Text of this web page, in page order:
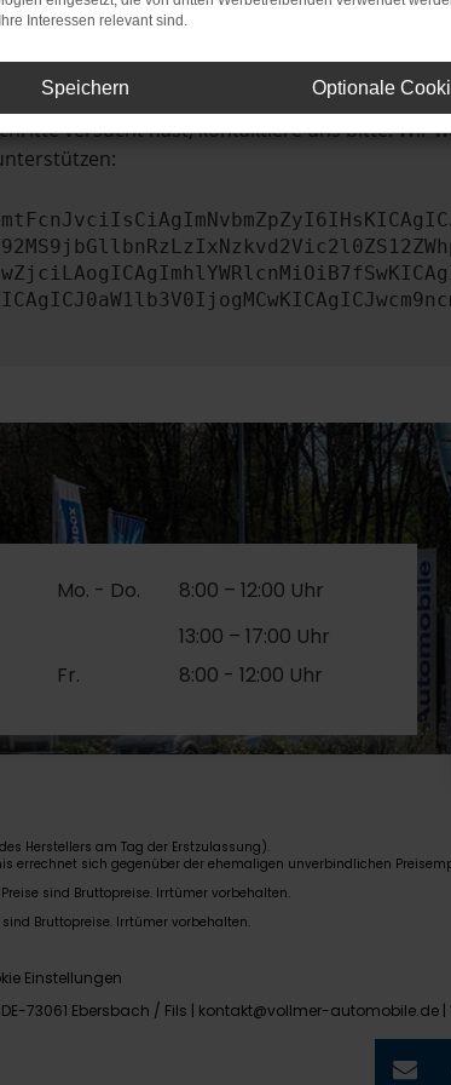
und dein Betriebssystem auf dem neuesten
ein Sicherheitsrisiko, sondern kann auch
versucht hast, kontaktiere uns bitte. Wir
Mo. - Do. 8:00 – 12:00 Uhr
Fr.
13:00 – 17:00 Uhr
8:00 - 12:00 Uhr
Herstellers am Tag der Erstzulassung).
errechnet sich gegenüber der ehemaligen unverbindlichen
sind Bruttopreise. Irrtümer vorbehalten.
Bruttopreise. Irrtümer vorbehalten.
Einstellungen
73061 Ebersbach / Fils | kontakt@vollmer-automobile.de |
Interessen relevant sind.
Speichern Optionale